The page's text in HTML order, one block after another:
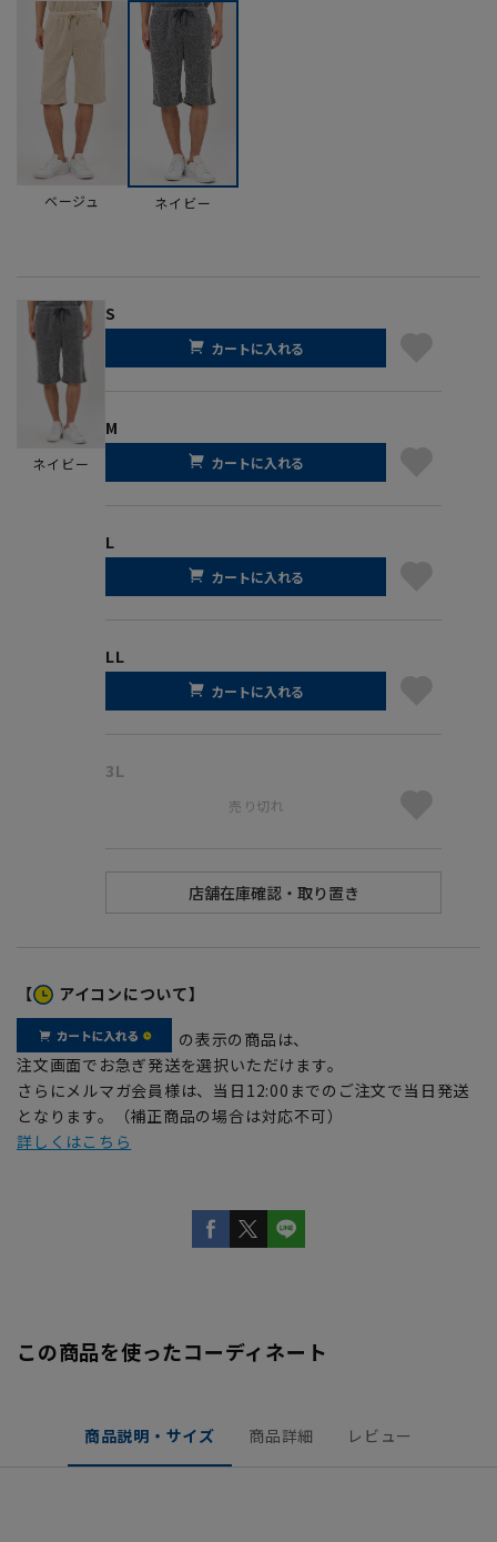
ベージュ ネイビー
ネイビー
S
カートに入れる
M
カートに入れる
L
カートに入れる
LL
カートに入れる
3L
売り切れ
【 アイコンについて】
の表示の商品は、
注文画面でお急ぎ発送を選択いただけます。
さらにメルマガ会員様は、当日12:00までのご注文で当日発送
となります。（補正商品の場合は対応不可）
詳しくはこちら
この商品を使ったコーディネート
商品説明・サイズ 商品詳細 レビュー